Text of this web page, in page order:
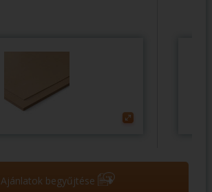
Ajánlatok begyűjtése ➝